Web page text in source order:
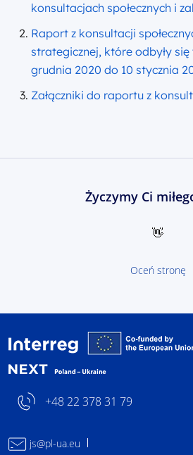
konsultacjach społecznych i
Raport z konsultacji
strategicznej, które odbyły
grudnia 2020 do 10 stycznia
Załączniki do raportu z
Życzymy Ci
👋
Oceń stronę
+48 22 378 31 79
js@pl-ua.eu